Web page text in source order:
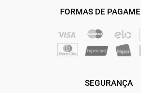
FORMAS DE
SEGURANÇA